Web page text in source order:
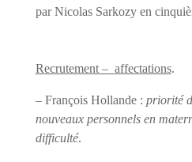
par Nicolas Sarkozy en
Recrutement – affectations.
– François Hollande : priorité
nouveaux personnels en
difficulté.